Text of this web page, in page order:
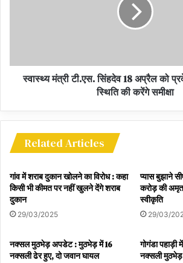
इस अवसर पर कृषि मंत्री श्री रविन्द्र चौबे, उच्च
वन मंत्री श्री मोहम्मद अकबर, नगरीय प्रशासन मंत्री
वरिष्ठजन एवं नागरिक बड़ी संख्या में उपस्थित थे।
Oxygen Zone
की आदमकद प्रतिमा का
स्वास्थ्य मंत्री टी.एस. सिंहदेव 18 अप्रैल को
स्थिति की करेंगे समीक्षा
Related Articles
गांव में शराब दुकान खोलने का विरोध : कहा
किसी भी कीमत पर नहीं खुलने देंगे शराब
दुकान
29/03/2025
प्यास बुझाने
करोड़ की
स्वीकृति
29/03/
नक्सल मुठभेड़ अपडेट : मुठभेड़ में 16
नक्सली ढेर हुए, दो जवान घायल
गोगंडा
नक्सली मुठभेड़